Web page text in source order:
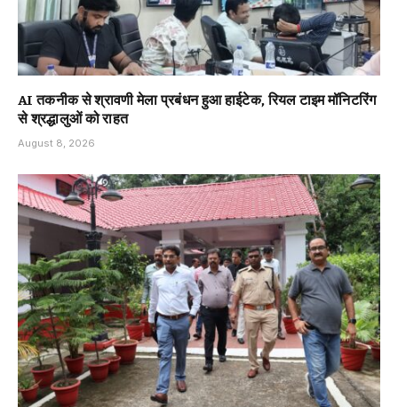
AI तकनीक से श्रावणी मेला प्रबंधन हुआ हाईटेक, रियल टाइम मॉनिटरिंग
से श्रद्धालुओं को राहत
August 8, 2026